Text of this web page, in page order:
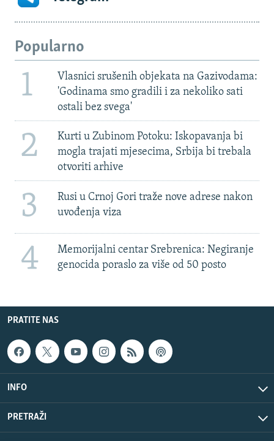
Popularno
1
Vlasnici srušenih objekata na Gazivodama:
'Godinama smo gradili i za nekoliko sati
ostali bez svega'
2
Kurti u Zubinom Potoku: Iskopavanja bi
mogla trajati mjesecima, Srbija bi trebala
otvoriti arhive
3
Rusi u Crnoj Gori traže nove adrese nakon
uvođenja viza
4
Memorijalni centar Srebrenica: Negiranje
genocida poraslo za više od 50 posto
PRATITE NAS
INFO
PRETRAŽI